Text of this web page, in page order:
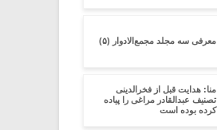
معرفی سه مجلد مجمع‌الادوار (۵)
منا: هدایت قبل از فخرالدینی
تصنیف عبدالقادر مراغی را پیاده
کرده بوده است